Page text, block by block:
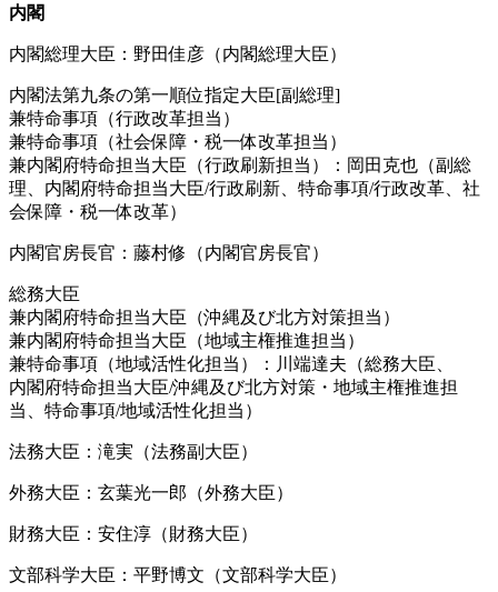
内閣
内閣総理大臣：野田佳彦（内閣総理大臣）
内閣法第九条の第一順位指定大臣[副総理]
兼特命事項（行政改革担当）
兼特命事項（社会保障・税一体改革担当）
兼内閣府特命担当大臣（行政刷新担当）：岡田克也（副総
理、内閣府特命担当大臣/行政刷新、特命事項/行政改革、社
会保障・税一体改革）
内閣官房長官：藤村修（内閣官房長官）
総務大臣
兼内閣府特命担当大臣（沖縄及び北方対策担当）
兼内閣府特命担当大臣（地域主権推進担当）
兼特命事項（地域活性化担当）：川端達夫（総務大臣、
内閣府特命担当大臣/沖縄及び北方対策・地域主権推進担
当、特命事項/地域活性化担当）
法務大臣：滝実（法務副大臣）
外務大臣：玄葉光一郎（外務大臣）
財務大臣：安住淳（財務大臣）
文部科学大臣：平野博文（文部科学大臣）